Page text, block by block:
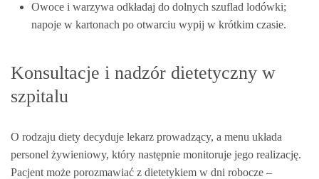
Owoce i warzywa odkładaj do dolnych szuflad lodówki;
napoje w kartonach po otwarciu wypij w krótkim czasie.
Konsultacje i nadzór dietetyczny w
szpitalu
O rodzaju diety decyduje lekarz prowadzący, a menu układa
personel żywieniowy, który następnie monitoruje jego realizację.
Pacjent może porozmawiać z dietetykiem w dni robocze –